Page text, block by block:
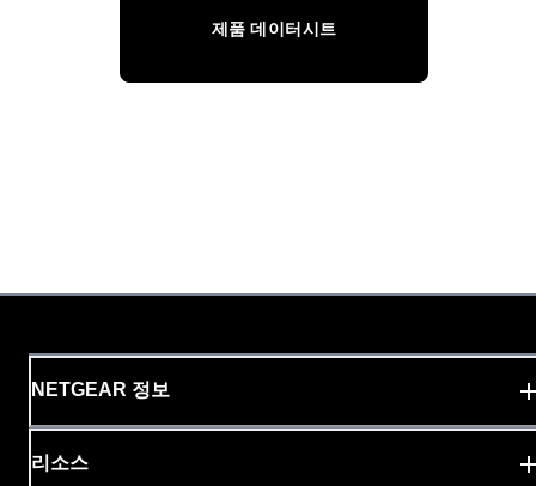
제품 데이터시트
NETGEAR 정보
리소스